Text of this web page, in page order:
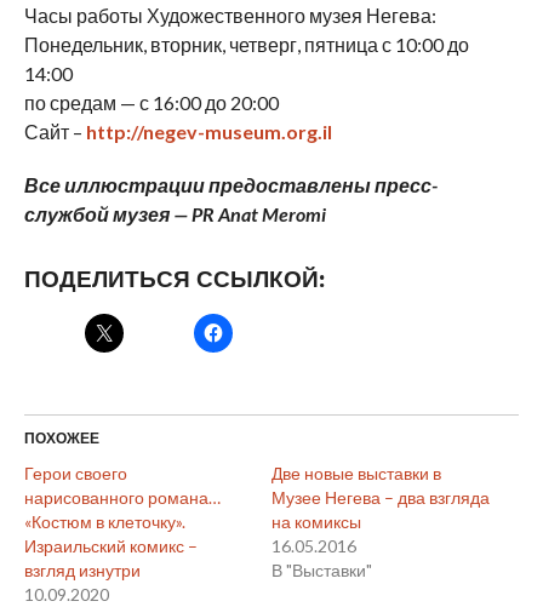
Часы работы Художественного музея Негева:
Понедельник, вторник, четверг, пятница с 10:00 до
14:00
по средам — с 16:00 до 20:00
Сайт – http://negev-museum.org.il
Все иллюстрации предоставлены пресс-
службой музея — PR Anat Meromi
ПОДЕЛИТЬСЯ ССЫЛКОЙ:
ПОХОЖЕЕ
Герои своего
нарисованного романа…
«Костюм в клеточку».
Израильский комикс –
взгляд изнутри
10.09.2020
Две новые выставки в
Музее Негева – два взгляда
на комиксы
16.05.2016
В "Выставки"